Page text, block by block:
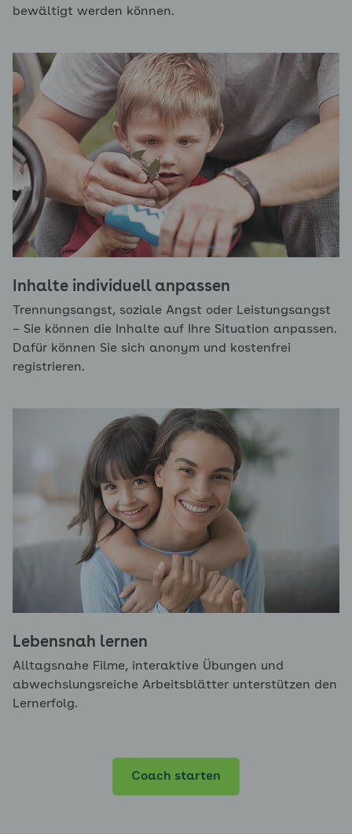
bewältigt werden können.
Inhalte individuell anpassen
Trennungsangst, soziale Angst oder Leistungsangst
– Sie können die Inhalte auf Ihre Situation anpassen.
Dafür können Sie sich anonym und kostenfrei
registrieren.
Lebensnah lernen
Alltagsnahe Filme, interaktive Übungen und
abwechslungsreiche Arbeitsblätter unterstützen den
Lernerfolg.
Coach starten